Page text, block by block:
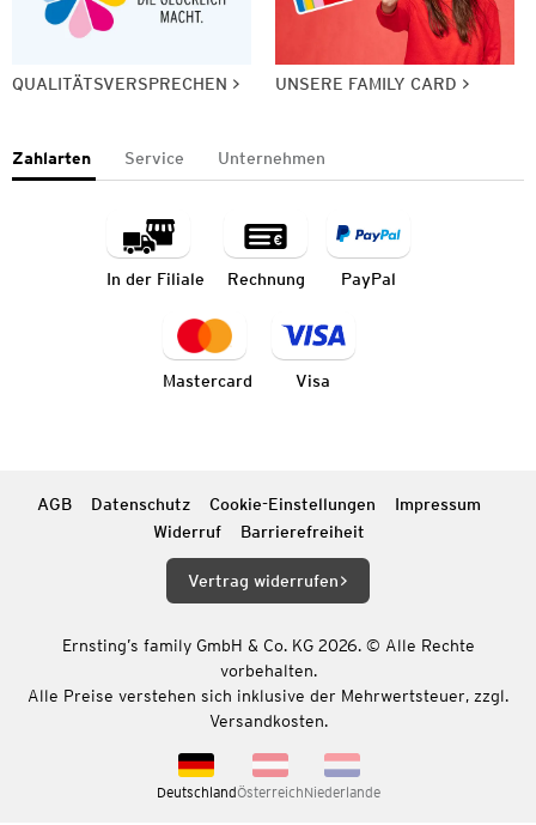
QUALITÄTSVERSPRECHEN UNSERE FAMILY CARD
Zahlarten Service Unternehmen
In der Filiale Rechnung PayPal
Mastercard Visa
AGB Datenschutz Cookie-Einstellungen
Impressum
Widerruf
Barrierefreiheit
Vertrag widerrufen
Ernsting’s family GmbH & Co. KG 2026. © Alle Rechte
vorbehalten.
Alle Preise verstehen sich inklusive der Mehrwertsteuer, zzgl.
Versandkosten.
DeutschlandÖsterreichNiederlande